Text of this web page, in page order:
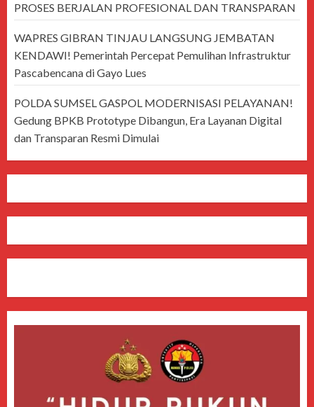
PROSES BERJALAN PROFESIONAL DAN TRANSPARAN
WAPRES GIBRAN TINJAU LANGSUNG JEMBATAN
KENDAWI! Pemerintah Percepat Pemulihan Infrastruktur
Pascabencana di Gayo Lues
POLDA SUMSEL GASPOL MODERNISASI PELAYANAN!
Gedung BPKB Prototype Dibangun, Era Layanan Digital
dan Transparan Resmi Dimulai